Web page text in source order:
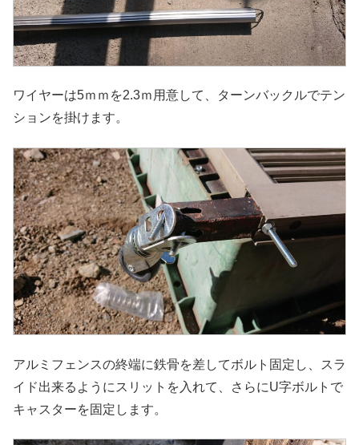
ワイヤーは5ｍｍを2.3ｍ用意して、ターンバックルでテン
ションを掛けます。
アルミフェンスの終端に鉄骨を差してボルト固定し、スラ
イド出来るようにスリットを入れて、さらにU字ボルトで
キャスターを固定します。